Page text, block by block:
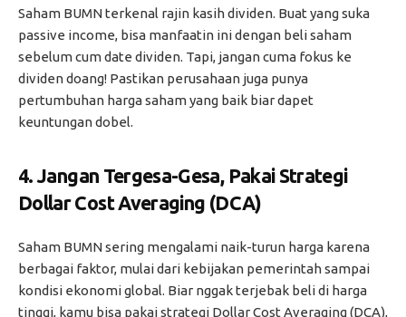
Saham BUMN terkenal rajin kasih dividen. Buat yang suka
passive income, bisa manfaatin ini dengan beli saham
sebelum cum date dividen. Tapi, jangan cuma fokus ke
dividen doang! Pastikan perusahaan juga punya
pertumbuhan harga saham yang baik biar dapet
keuntungan dobel.
4.Jangan Tergesa-Gesa, Pakai Strategi
Dollar Cost Averaging (DCA)
Saham BUMN sering mengalami naik-turun harga karena
berbagai faktor, mulai dari kebijakan pemerintah sampai
kondisi ekonomi global. Biar nggak terjebak beli di harga
tinggi, kamu bisa pakai strategi Dollar Cost Averaging (DCA),